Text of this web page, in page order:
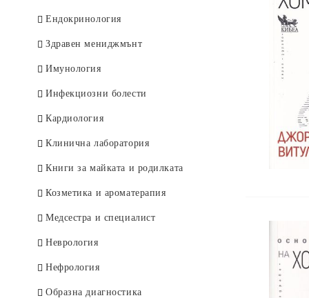
Deutsche Bücher
Ендокринология
Здравен мениджмънт
Имунология
Инфекциозни болести
Кардиология
Клинична лаборатория
Книги за майката и родилката
Козметика и ароматерапия
Медсестра и специалист
Неврология
Нефрология
Образна диагностика